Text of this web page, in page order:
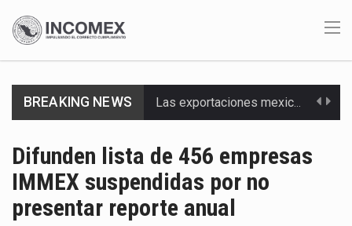
BREAKING NEWS Las exportaciones mexicanas de vehículos ligeros disminuyeron 9.67 % en julio a tasa anual, alcanzando…
Difunden lista de 456 empresas
IMMEX suspendidas por no
presentar reporte anual